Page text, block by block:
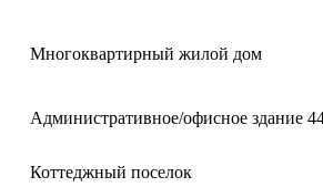
Многоквартирный жилой дом
Административное/офисное здание
Коттеджный поселок